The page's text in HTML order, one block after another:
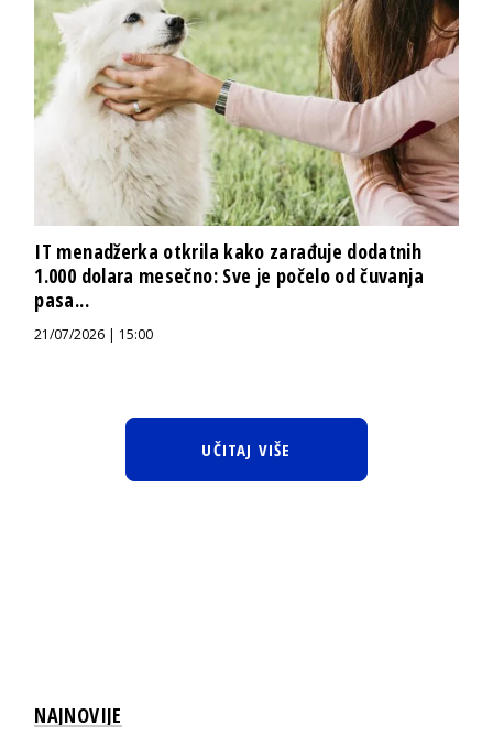
IT menadžerka otkrila kako zarađuje dodatnih
1.000 dolara mesečno: Sve je počelo od čuvanja
pasa...
21/07/2026 | 15:00
UČITAJ VIŠE
NAJNOVIJE